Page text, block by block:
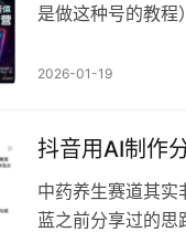
是做这种号的教程
非常不错 类似的
2026-01-19
抖音用AI制作
中药养生赛道其
蓝之前分享过的思